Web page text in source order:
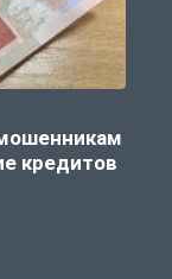
кредитов